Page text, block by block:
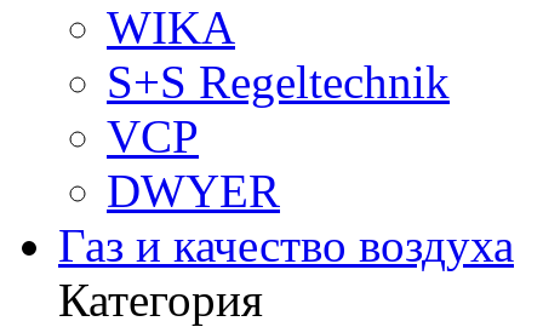
WIKA
S+S Regeltechnik
VCP
DWYER
Газ и качество воздуха
Категория